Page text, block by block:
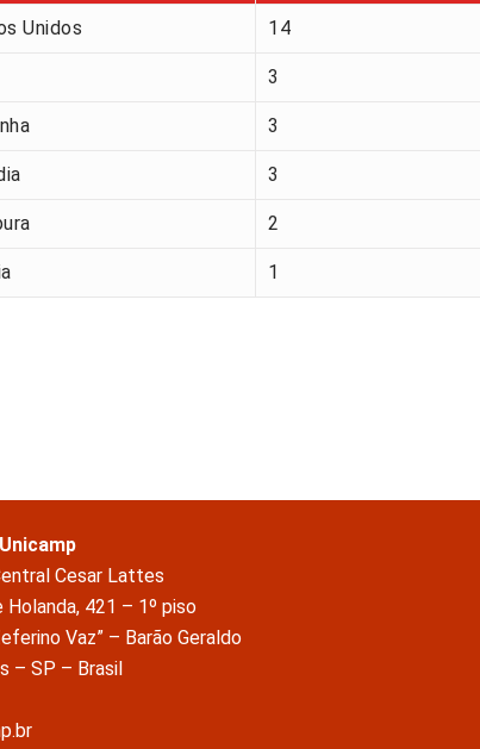
Unidos 14
3
3
3
2
1
Cesar Lattes
Holanda, 421 – 1º piso
Vaz” – Barão Geraldo
– SP – Brasil